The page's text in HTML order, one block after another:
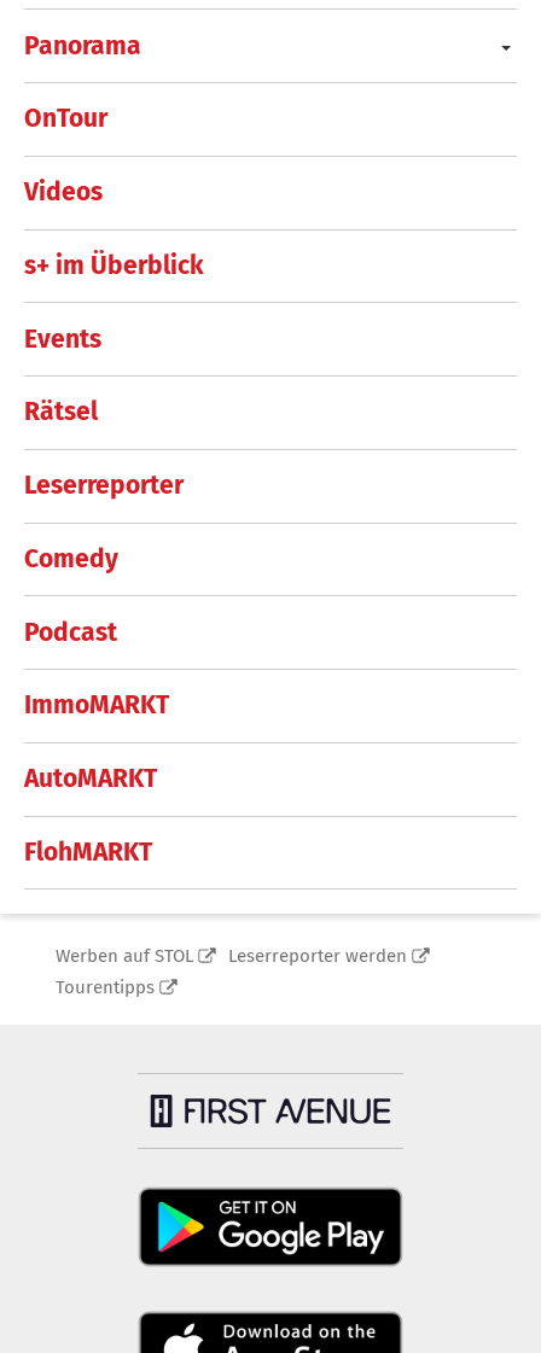
Panorama
OnTour
Videos
s+ im Überblick
Events
Rätsel
Leserreporter
Comedy
Podcast
ImmoMARKT
AutoMARKT
FlohMARKT
Werben auf STOL
Leserreporter werden
Tourentipps